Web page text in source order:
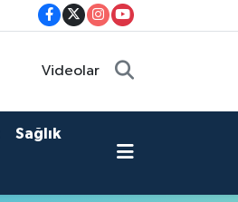
Videolar
Sağlık